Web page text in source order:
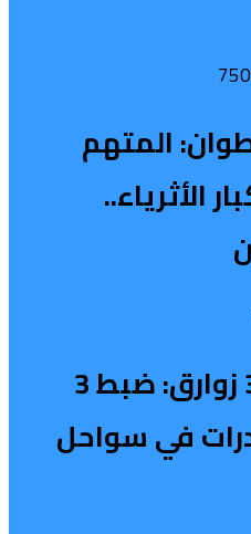
المتهم
الأثرياء..
كانت على متن 3 زوارق: ضبط 3
في سواحل